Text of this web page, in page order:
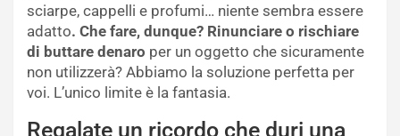
sciarpe, cappelli e profumi… niente sembra essere
adatto. Che fare, dunque? Rinunciare o rischiare
di buttare denaro per un oggetto che sicuramente
non utilizzerà? Abbiamo la soluzione perfetta per
voi. L’unico limite è la fantasia.
Regalate un ricordo che duri una